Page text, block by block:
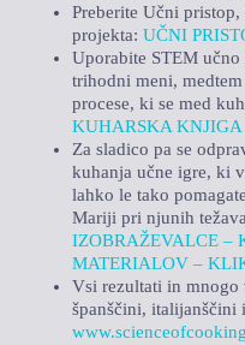
Preberite Učni
projekta: UČNI
Uporabite STEM
trihodni meni,
procese, ki se med
KUHARSKA
Za sladico pa se
kuhanja učne igre, ki
lahko le tako
Mariji pri njunih
IZOBRAŽEVALCE –
MATERIALOV –
Vsi rezultati in
španščini, italijanščini